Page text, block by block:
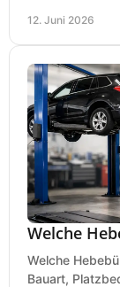
12. Juni 2026
Welche
Welche
Bauart,